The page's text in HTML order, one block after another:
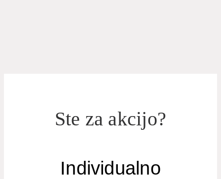
Ste za akcijo?
Individualno